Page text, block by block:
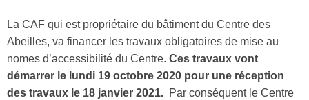
La CAF qui est propriétaire du bâtiment du Centre des
Abeilles, va financer les travaux obligatoires de mise au
nomes d’accessibilité du Centre. Ces travaux vont
démarrer le lundi 19 octobre 2020 pour une réception
des travaux le 18 janvier 2021. Par conséquent le Centre